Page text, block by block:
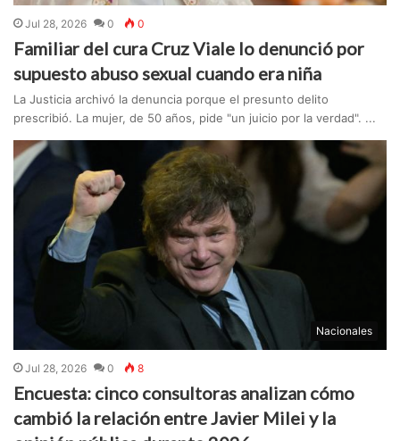
Jul 28, 2026 0 0
Familiar del cura Cruz Viale lo denunció por
supuesto abuso sexual cuando era niña
La Justicia archivó la denuncia porque el presunto delito
prescribió. La mujer, de 50 años, pide "un juicio por la verdad". ...
Nacionales
Jul 28, 2026 0 8
Encuesta: cinco consultoras analizan cómo
cambió la relación entre Javier Milei y la